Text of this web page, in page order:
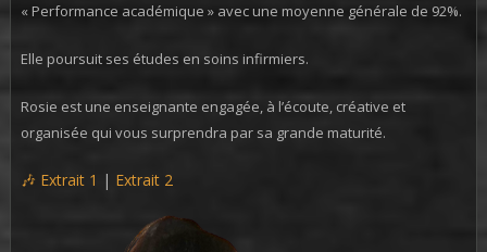
« Performance académique » avec une moyenne générale de 92%.
Elle poursuit ses études en soins infirmiers.
Rosie est une enseignante engagée, à l’écoute, créative et
organisée qui vous surprendra par sa grande maturité.
🎶 Extrait 1 | Extrait 2